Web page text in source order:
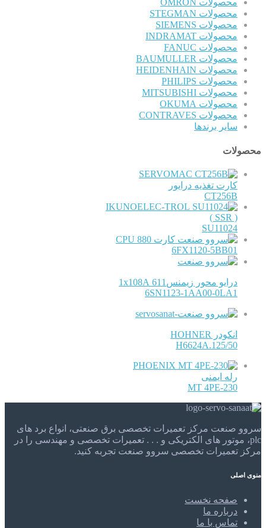
محصولات OMRON
محصولات STEGMAN
محصولات SIEMENS
محصولات INDRAMAT
محصولات FANUC
محصولات BAUMULLER
محصولات HEIDENHAIN
محصولات PHILIPS
محصولات MITSUBISHI
محصولات OKUMA
محصولات CONTRAVES
سایر برندها
محصولات
SERVOMAC
کارت تغذیه درایور
CT256B
IKUNOELEC-TROL
( SSR )
SU11024
کارت CPU 880
6FX1120-5BB01
درایو محور زیمنس611 1x108A
6SN1123-1AA00-0LA1
انکودر HOHNER
H6624A.125/50
PHOENIX
رله ایمنی
MT 4PE-230
سروو صنعت مرکز تعمیرات تخصصی برق صنعتی، انواع برد های
plc، موتور های الکتریکی و . . . تعمیرات تخصصی و مهندسی را در
مرکز تعمیرات تخصصی سروو صنعت تجربه کنید.
منوی اصلی
صفحه نخست
درباره ما
تماس با ما